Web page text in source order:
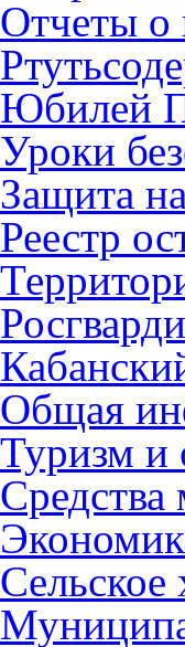
Отчеты о
Юбилей
Уроки
Защита
Реестр
Общая
Туризм и
Сельское